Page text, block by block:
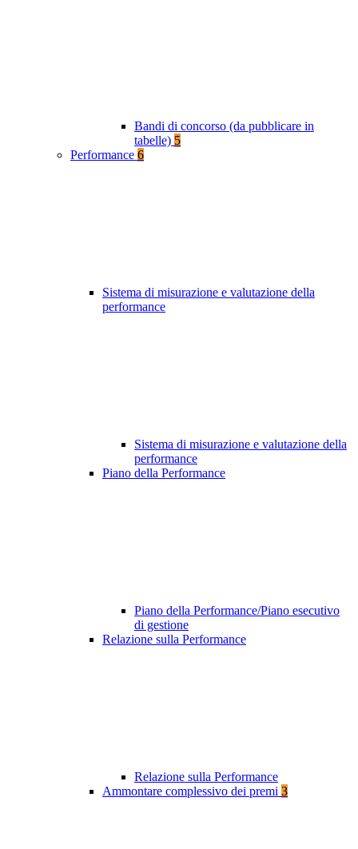
Bandi di concorso (da pubblicare in
tabelle) 5
Performance 6
Sistema di misurazione e valutazione della
performance
Sistema di misurazione e valutazione della
performance
Piano della Performance
Piano della Performance/Piano esecutivo
di gestione
Relazione sulla Performance
Relazione sulla Performance
Ammontare complessivo dei premi 3